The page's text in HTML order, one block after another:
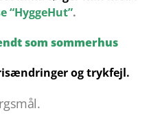
“HyggeHut”.
som sommerhus
og trykfejl.